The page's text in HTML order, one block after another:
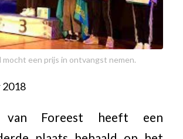
mocht een prijs in ontvangst nemen.
2018
van Foreest heeft een